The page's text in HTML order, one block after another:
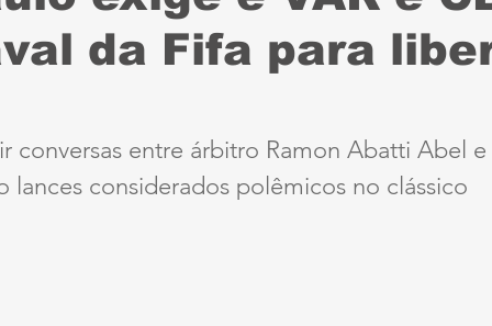
Sport Série B ciclismo parapan
da Fifa para
conversas entre árbitro Ramon Abatti Abel
lances considerados polêmicos no clássico